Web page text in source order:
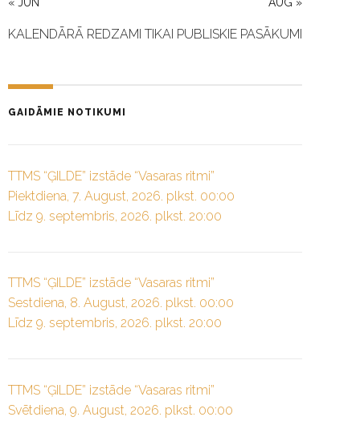
KALENDĀRĀ REDZAMI TIKAI PUBLISKIE PASĀKUMI
GAIDĀMIE NOTIKUMI
TTMS “ĢILDE” izstāde “Vasaras ritmi”
Piektdiena, 7. August, 2026. plkst. 00:00
Līdz 9. septembris, 2026. plkst. 20:00
TTMS “ĢILDE” izstāde “Vasaras ritmi”
Sestdiena, 8. August, 2026. plkst. 00:00
Līdz 9. septembris, 2026. plkst. 20:00
TTMS “ĢILDE” izstāde “Vasaras ritmi”
Svētdiena, 9. August, 2026. plkst. 00:00